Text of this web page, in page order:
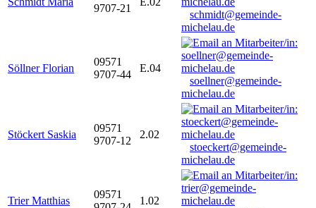
9707-21
schmidt@gemeinde-
michelau.de
Söllner Florian
09571
9707-44
E.04
soellner@gemeinde-
michelau.de
Stöckert Saskia
09571
9707-12
2.02
stoeckert@gemeinde-
michelau.de
Trier Matthias
09571
1.02